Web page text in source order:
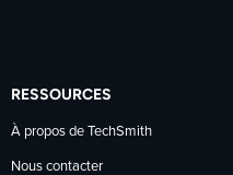
RESSOURCES
À propos de TechSmith
Nous contacter